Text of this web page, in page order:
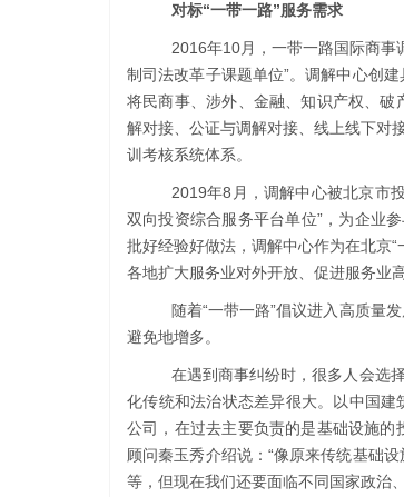
对标“一带一路”服务需求
2016年10月，一带一路国际商事
制司法改革子课题单位”。调解中心创
将民商事、涉外、金融、知识产权、
解对接、公证与调解对接、线上线下对
训考核系统体系。
2019年8月，调解中心被北京市
双向投资综合服务平台单位”，为企业
批好经验好做法，调解中心作为在北京
各地扩大服务业对外开放、促进服务业
随着“一带一路”倡议进入高质量
避免地增多。
在遇到商事纠纷时，很多人会选
化传统和法治状态差异很大。以中国建
公司，在过去主要负责的是基础设施
顾问秦玉秀介绍说：“像原来传统基础
等，但现在我们还要面临不同国家政治